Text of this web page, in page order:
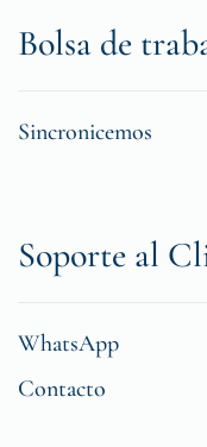
Bolsa de
Sincronicemos
Soporte al
WhatsApp
Contacto